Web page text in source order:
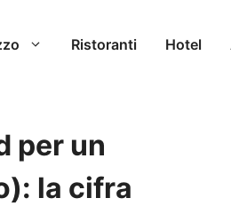
Ristoranti Hotel
per un
la cifra